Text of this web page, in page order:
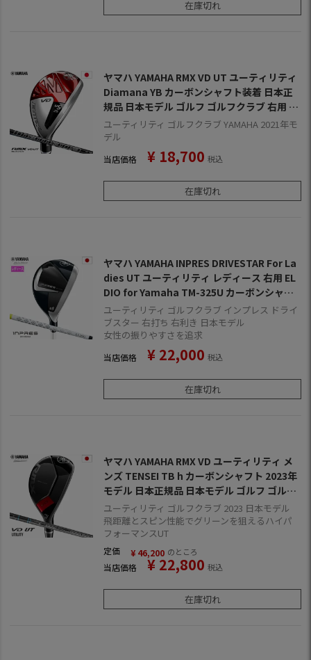
在庫切れ
ヤマハ YAMAHA RMX VD UT ユーティリティ
Diamana YB カーボンシャフト装着 日本正
規品 日本モデル ゴルフ ゴルフクラブ 右用 右
打ち 右利き リミックス ブイディー ディアマ
ナYB
ユーティリティ ゴルフクラブ YAMAHA 2021年モ
デル
当店価格 ¥ 18,700 税込
在庫切れ
ヤマハ YAMAHA INPRES DRIVESTAR For La
dies UT ユーティリティ レディース 右用 EL
DIO for Yamaha TM-325U カーボンシャフ
ト 2025年モデル 日本正規品 ゴルフ ゴルフク
ラブ
ユーティリティ ゴルフクラブ インプレス ドライ
ブスター 右打ち 右利き 日本モデル
女性の振りやすさを追求
当店価格 ¥ 22,000 税込
在庫切れ
ヤマハ YAMAHA RMX VD ユーティリティ メ
ンズ TENSEI TB h カーボンシャフト 2023年
モデル 日本正規品 日本モデル ゴルフ ゴルフ
クラブ 右用 右打ち 右利き リミックス ブイデ
ィー テンセイ
ユーティリティ ゴルフクラブ 2023 日本モデル
飛距離とスピン性能でグリーンを狙えるハイパ
フォーマンスUT
定価 ¥ 46,200 のところ
当店価格 ¥ 22,800 税込
在庫切れ